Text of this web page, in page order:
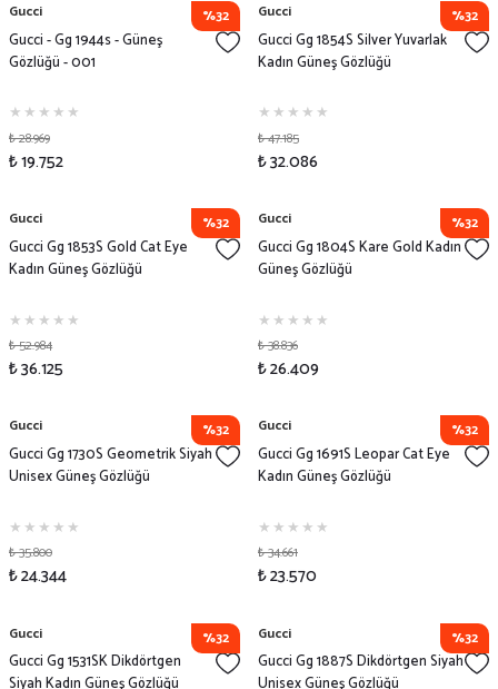
%32
Gucci
Gucci - Gg 1944s - Güneş
Gözlüğü - 001
₺ 28.969
₺ 19.752
%32
Gucci
Gucci Gg 1854S Silver Yuvarlak
Kadın Güneş Gözlüğü
₺ 47.185
₺ 32.086
%32
Gucci
Gucci Gg 1853S Gold Cat Eye
Kadın Güneş Gözlüğü
₺ 52.984
₺ 36.125
%32
Gucci
Gucci Gg 1804S Kare Gold Kadın
Güneş Gözlüğü
₺ 38.836
₺ 26.409
%32
Gucci
Gucci Gg 1730S Geometrik Siyah
Unisex Güneş Gözlüğü
₺ 35.800
₺ 24.344
%32
Gucci
Gucci Gg 1691S Leopar Cat Eye
Kadın Güneş Gözlüğü
₺ 34.661
₺ 23.570
%32
Gucci
Gucci Gg 1531SK Dikdörtgen
%32
Gucci
Gucci Gg 1887S Dikdörtgen Siyah